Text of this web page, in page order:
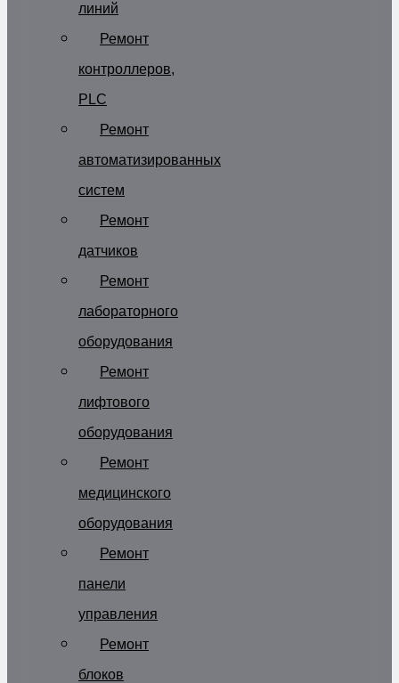
линий
Ремонт
контроллеров,
PLC
Ремонт
автоматизированных
систем
Ремонт
датчиков
Ремонт
лабораторного
оборудования
Ремонт
лифтового
оборудования
Ремонт
медицинского
оборудования
Ремонт
панели
управления
Ремонт
блоков